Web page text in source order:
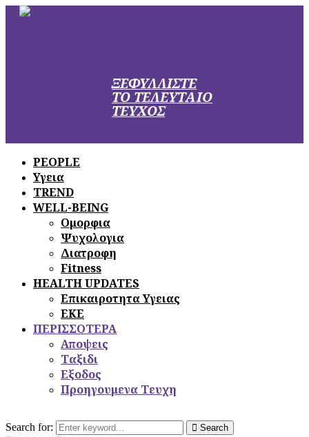
ΞΕΦΥΛΛΙΣΤΕ
ΤΟ ΤΕΛΕΥΤΑΙΟ
ΤΕΥΧΟΣ
PEOPLE
Υγεια
TREND
WELL-BEING
Ομορφια
Ψυχολογια
Διατροφη
Fitness
HEALTH UPDATES
Επικαιροτητα Υγειας
ΕΚΕ
ΠΕΡΙΣΣΟΤΕΡΑ
Αποψεις
Ταξιδι
Εξοδος
Προηγουμενα Τευχη
Search for: Search